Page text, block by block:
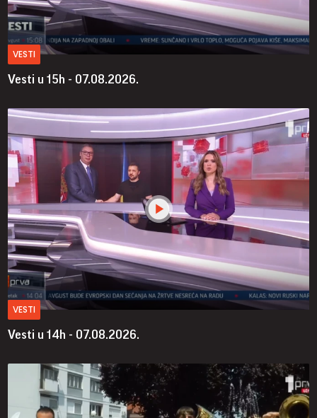
VESTI
Vesti u 15h - 07.08.2026.
VESTI
Vesti u 14h - 07.08.2026.